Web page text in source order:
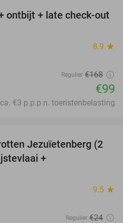
41%
ontbijt + late check-out
8.9 star
Regulier €168
€99
€3 p.p.p.n. toeristenbelasting
25%
Jezuïetenberg (2
+
9.5 star
Regulier €24